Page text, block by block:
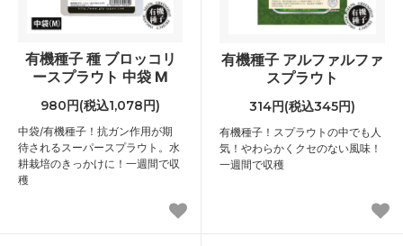
有機種子 種 ブロッコリ
ースプラウト 中袋 M
980円(税込1,078円)
中袋/有機種子！抗ガン作用が期
待されるスーパースプラウト。水
耕栽培のきっかけに！一週間で収
穫
有機種子 アルファルファ
スプラウト
314円(税込345円)
有機種子！スプラウトの中でも人
気！やわらかくクセのない風味！
一週間で収穫